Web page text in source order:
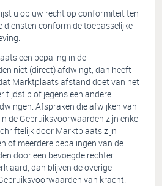
u op uw recht op conformiteit ten
diensten conform de toepasselijke
een bepaling in de
niet (direct) afdwingt, dan heeft
Marktplaats afstand doet van het
tijdstip of jegens een andere
Afspraken die afwijken van
de Gebruiksvoorwaarden zijn enkel
door Marktplaats zijn
of meerdere bepalingen van de
door een bevoegde rechter
dan blijven de overige
van kracht.